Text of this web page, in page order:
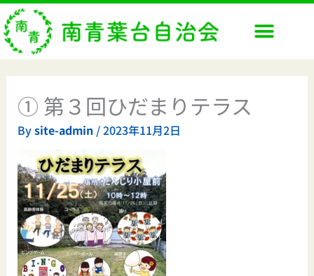
内
容
を
ス
キ
① 第３回ひだまりテラス
Bysite-admin /2023年11月2日